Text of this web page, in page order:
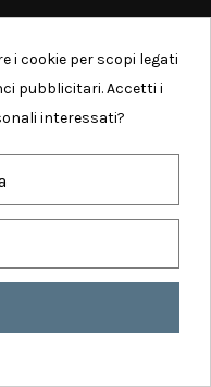
i cookie per scopi legati
pubblicitari. Accetti i
interessati?